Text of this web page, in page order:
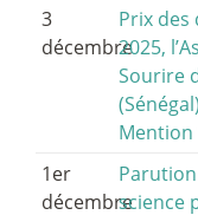
3
décembre
Prix des
2025,
Sourire
Mention
1er
décembrescience